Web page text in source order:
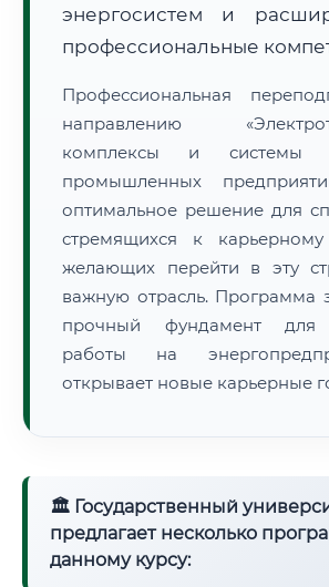
энергосистем и
профессиональные
Профессиональная
направлению
комплексы и системы
промышленных
оптимальное решение для
стремящихся к
желающих перейти в эту
важную отрасль. Программа
прочный фундамент для
работы на
открывает новые карьерные
🏛 Государственный
предлагает несколько
данному курсу: